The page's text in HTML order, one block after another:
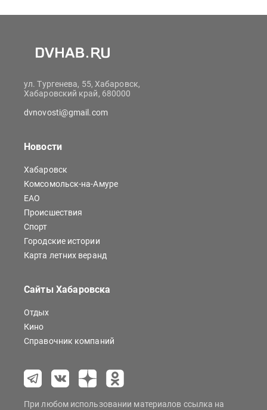
ул. Тургенева, 55, Хабаровск,
Хабаровский край, 680000
dvnovosti@gmail.com
Новости
Хабаровск
Комсомольск-на-Амуре
ЕАО
Происшествия
Спорт
Городские истории
Карта летних веранд
Сайты Хабаровска
Отдых
Кино
Справочник компаний
При любом использовании материалов ссылка на